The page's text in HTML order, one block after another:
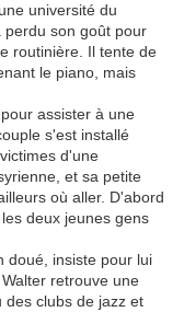
université du
perdu son goût pour
routinière. Il tente de
le piano, mais
assister à une
s'est installé
d'une
et sa petite
où aller. D'abord
deux jeunes gens
doué, insiste pour lui
retrouve une
des clubs de jazz et